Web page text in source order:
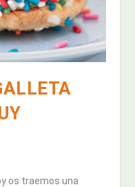
os traemos una